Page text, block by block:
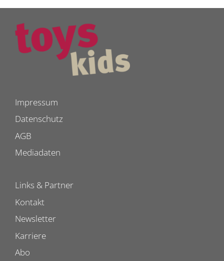
Impressum
Datenschutz
AGB
Mediadaten
Links & Partner
Kontakt
Newsletter
Karriere
Abo